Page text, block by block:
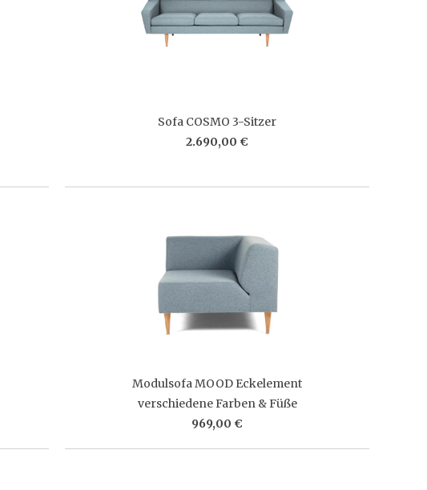
Sofa COSMO 3-Sitzer
2.690,00 €
Modulsofa MOOD Eckelement
verschiedene Farben & Füße
969,00 €